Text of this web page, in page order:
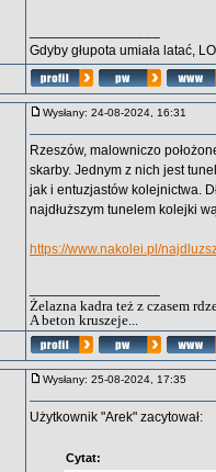
Gdyby głupota umiała latać,
Wysłany: 24-08-2024, 16:31
Rzeszów, malowniczo
skarby. Jednym z nich jest
jak i entuzjastów kolejnictwa.
najdłuższym tunelem kolejki
https://www.nakolei.pl/
Żelazna kadra też z czasem
A beton kruszeje...
Wysłany: 25-08-2024, 17:35
Użytkownik "Arek" zacytował:
Cytat: